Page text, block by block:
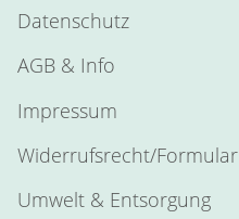
Datenschutz
AGB & Info
Impressum
Widerrufsrecht/Formular
Umwelt & Entsorgung